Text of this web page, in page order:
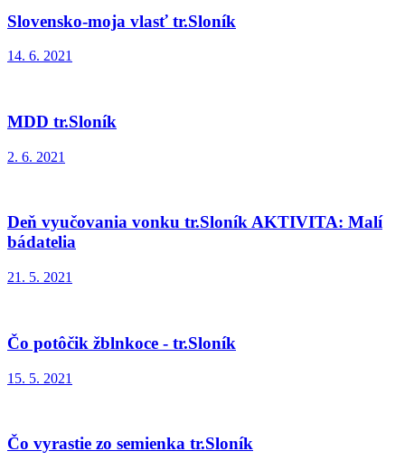
Slovensko-moja vlasť tr.Sloník
14. 6. 2021
MDD tr.Sloník
2. 6. 2021
Deň vyučovania vonku tr.Sloník AKTIVITA: Malí
bádatelia
21. 5. 2021
Čo potôčik žblnkoce - tr.Sloník
15. 5. 2021
Čo vyrastie zo semienka tr.Sloník